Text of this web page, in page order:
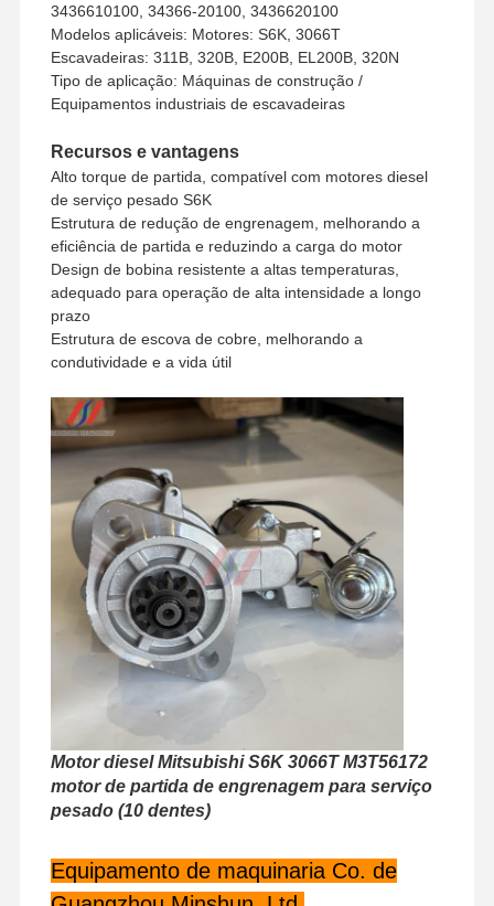
Para Casa Produtos Show De RV Sobre Nós
Visita À
Fábrica
Controle De
Qualidade
Contacte-
Notícias
Casos
Perkins Engine
Motor Yanmar
Motor Kubota
Motor Isuzu
Motor Cummins
3436610100, 34366-20100, 3436620100
Modelos aplicáveis: Motores: S6K, 3066T
Escavadeiras: 311B, 320B, E200B, EL200B, 320N
Tipo de aplicação: Máquinas de construção /
Equipamentos industriais de escavadeiras
Recursos e vantagens
Alto torque de partida, compatível com motores diesel
de serviço pesado S6K
Estrutura de redução de engrenagem, melhorando a
eficiência de partida e reduzindo a carga do motor
Design de bobina resistente a altas temperaturas,
adequado para operação de alta intensidade a longo
prazo
Estrutura de escova de cobre, melhorando a
condutividade e a vida útil
Motor diesel Mitsubishi S6K 3066T M3T56172
motor de partida de engrenagem para serviço
pesado (10 dentes)
Equipamento de maquinaria Co. de